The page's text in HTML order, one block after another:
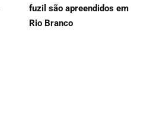
fuzil são apreendidos em
Rio Branco